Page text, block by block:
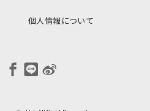
個人情報について